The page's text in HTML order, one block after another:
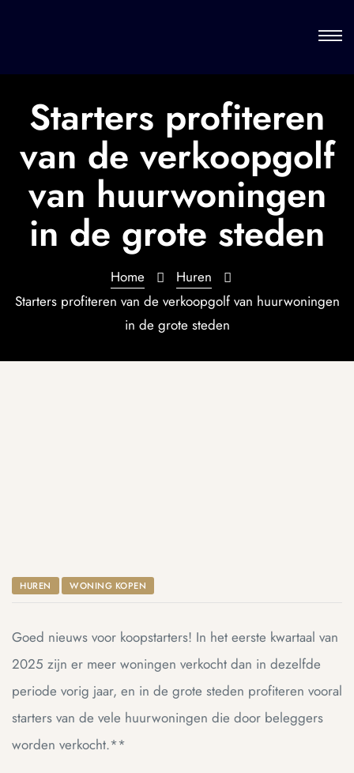
Starters profiteren
van de verkoopgolf
van huurwoningen
in de grote steden
Home
Huren
Starters profiteren van de verkoopgolf van huurwoningen
in de grote steden
HUREN WONING KOPEN
Goed nieuws voor koopstarters! In het eerste kwartaal van
2025 zijn er meer woningen verkocht dan in dezelfde
periode vorig jaar, en in de grote steden profiteren vooral
starters van de vele huurwoningen die door beleggers
worden verkocht.**